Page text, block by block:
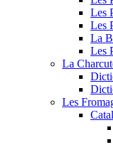
Les
Les
La
Les
La
Les